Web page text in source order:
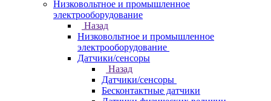
Низковольтное и промышленное
электрооборудование
Назад
Низковольтное и промышленное
электрооборудование
Датчики/сенсоры
Назад
Датчики/сенсоры
Бесконтактные датчики